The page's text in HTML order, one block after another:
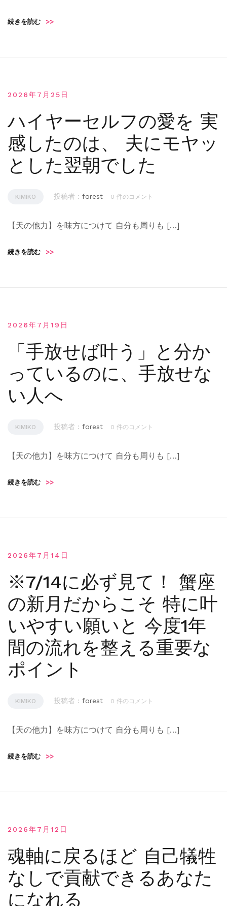
続きを読む >>
2026年7月25日
ハイヤーセルフの愛を 実
感したのは、 夫にモヤッ
とした翌朝でした
KIMIKO 投稿者 : forest 0 件のコメント
【天の他力】を味方につけて 自分も周りも […]
続きを読む >>
2026年7月19日
「手放せば叶う」と分か
っているのに、手放せな
い人へ
KIMIKO 投稿者 : forest 0 件のコメント
【天の他力】を味方につけて 自分も周りも […]
続きを読む >>
2026年7月14日
※7/14に必ず見て！ 蟹座
の新月だからこそ 特に叶
いやすい願いと 今度1年
間の流れを整える重要な
ポイント
KIMIKO 投稿者 : forest 0 件のコメント
【天の他力】を味方につけて 自分も周りも […]
続きを読む >>
2026年7月12日
魂軸に戻るほど 自己犠牲
なしで貢献できるあなた
になれる